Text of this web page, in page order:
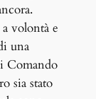
volontà e
una
Comando
sia stato